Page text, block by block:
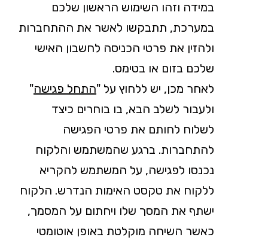
במידה וזהו השימוש הראשון שלכם
במערכת, תתבקשו לאשר את ההתחברות
ולהזין את פרטי הכניסה לחשבון האישי
שלכם בזום או בטימס.
לאחר מכן, יש ללחוץ על "התחל פגישה"
ולעבור לשלב הבא, בו בוחרים כיצד
לשלוח לחותם את פרטי הפגישה
להתחברות. ברגע שהמשתמש והלקוח
נכנסו לפגישה, על המשתמש להקריא
ללקוח את טקסט האימות הנדרש. הלקוח
ישתף את המסך שלו ויחתום על המסמך,
כאשר השיחה מוקלטת באופן אוטומטי